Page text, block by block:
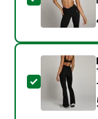
Select